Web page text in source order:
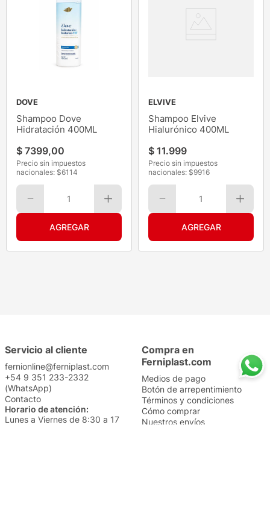
DOVE
Shampoo Dove
Hidratación 400ML
$ 7399,00
Precio sin impuestos
nacionales: $6114
1
ELVIVE
Shampoo Elvive
Hialurónico 400ML
$ 11.999
Precio sin impuestos
nacionales: $9916
1
Servicio al cliente
fernionline@ferniplast.com
+54 9 351 233-2332
(WhatsApp)
Contacto
Horario de atención:
Lunes a Viernes de 8:30 a 17
Compra en
Ferniplast.com
Medios de pago
Botón de arrepentimiento
Términos y condiciones
Cómo comprar
Nuestros envíos